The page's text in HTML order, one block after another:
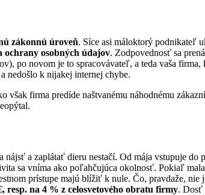
zákonnú úroveň. Síce asi máloktorý podnikateľ
ochrany osobných údajov. Zodpovednosť sa
po novom je to spracovávateľ, a teda vaša firma,
nedošlo k nijakej internej chybe.
však firma predíde naštvanému náhodnému
a zaplátať dieru nestačí. Od mája vstupuje do
sa vníma ako poľahčujúca okolnosť. Pokiaľ
prístupe majú blížiť k nule. Čo, pravdaže,
resp. na 4 % z celosvetového obratu firmy. Dosť